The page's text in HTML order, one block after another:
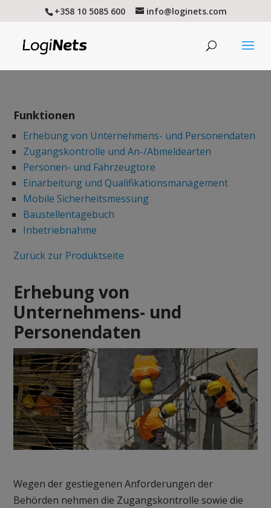
+358 10 5085 600 info@loginets.com
Funktionen
Erhebung von Unternehmens- und Personendaten
Zugangskontrolle und An-/Abmeldearten
Personen- und Fahrzeugtore
Einarbeitung und Qualifikationsmanagement
Mobile Sicherheitsmessung
Baustellentagebuch
Inbetriebnahme
Zurück zur Produktseite
Erhebung von
Unternehmens- und
Personendaten
Wegen der gestiegenen Anforderungen der
Behörden nehmen die Zugangskontrolle sowie die